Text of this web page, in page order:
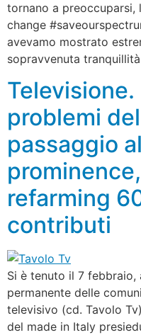
tornano a preoccuparsi,
change
avevamo mostrato
sopravvenuta
Televisione.
problemi
passaggio
refarming
contributi
Si è tenuto il 7 febbraio,
permanente delle
televisivo (cd. Tavolo
del made in Italy